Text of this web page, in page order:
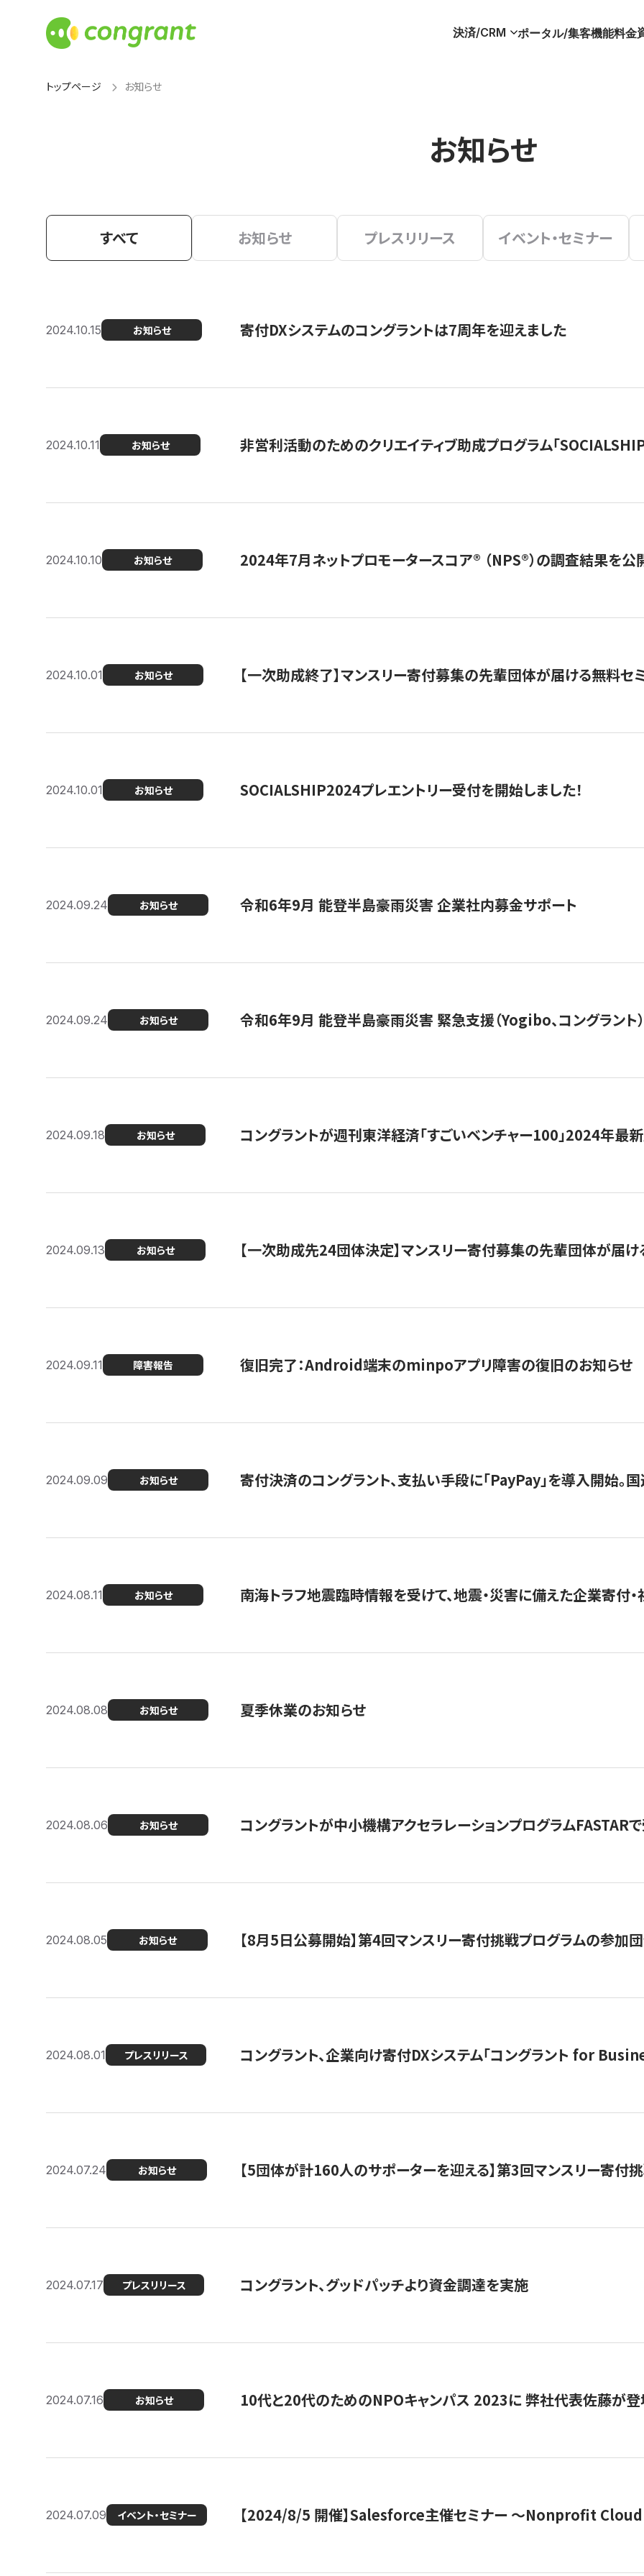
決済/CRM ポータル/集客機能料金
トップページ お知らせ
お知らせ
すべて お知らせ プレスリリース イベント・セミナー
2024.10.15 お知らせ 寄付DXシステムのコングラントは7周年を迎えました
2024.10.11 お知らせ 非営利活動のためのクリエイティブ助成プログラム「
2024.10.10 お知らせ 2024年7月ネットプロモータースコア®︎ （NPS®︎）の調査結果を公
2024.10.01 お知らせ 【一次助成終了】マンスリー寄付募集の先輩団体が届ける無料セ
2024.10.01 お知らせ SOCIALSHIP2024プレエントリー受付を開始しました！
2024.09.24 お知らせ 令和6年9月 能登半島豪雨災害 企業社内募金サポート
2024.09.24 お知らせ 令和6年9月 能登半島豪雨災害 緊急支援（Yogibo、コングラント）
2024.09.18 お知らせ コングラントが週刊東洋経済「すごいベンチャー100」2024年最
2024.09.13 お知らせ 【一次助成先24団体決定】マンスリー寄付募集の先輩団体が届
2024.09.11 障害報告 復旧完了：Android端末のminpoアプリ障害の復旧のお知らせ
2024.09.09 お知らせ 寄付決済のコングラント、支払い手段に「PayPay」を導入開始。
2024.08.11 お知らせ 南海トラフ地震臨時情報を受けて、地震・災害に備えた企業寄付
2024.08.08 お知らせ 夏季休業のお知らせ
2024.08.06 お知らせ コングラントが中小機構アクセラレーションプログラムFASTAR
2024.08.05 お知らせ 【8月5日公募開始】第4回マンスリー寄付挑戦プログラムの参加
2024.08.01 プレスリリース コングラント、企業向け寄付DXシステム「コングラント for
2024.07.24 お知らせ 【5団体が計160人のサポーターを迎える】​​第3回マンスリー寄付
2024.07.17 プレスリリース コングラント、グッドパッチより資金調達を実施
2024.07.16 お知らせ 10代と20代のためのNPOキャンパス 2023に 弊社代表佐藤が
2024.07.09 イベント・セミナー 【2024/8/5 開催】Salesforce主催セミナー 〜Nonprofit